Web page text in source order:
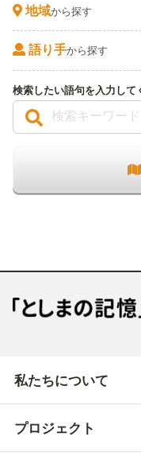
地域から探す
語り手から探す
検索したい語句を入力して
私たちについて
プロジェクト